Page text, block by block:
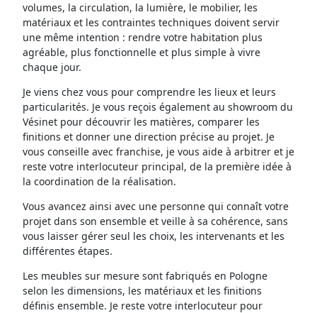
volumes, la circulation, la lumière, le mobilier, les
matériaux et les contraintes techniques doivent servir
une même intention : rendre votre habitation plus
agréable, plus fonctionnelle et plus simple à vivre
chaque jour.
Je viens chez vous pour comprendre les lieux et leurs
particularités. Je vous reçois également au showroom du
Vésinet pour découvrir les matières, comparer les
finitions et donner une direction précise au projet. Je
vous conseille avec franchise, je vous aide à arbitrer et je
reste votre interlocuteur principal, de la première idée à
la coordination de la réalisation.
Vous avancez ainsi avec une personne qui connaît votre
projet dans son ensemble et veille à sa cohérence, sans
vous laisser gérer seul les choix, les intervenants et les
différentes étapes.
Les meubles sur mesure sont fabriqués en Pologne
selon les dimensions, les matériaux et les finitions
définis ensemble. Je reste votre interlocuteur pour